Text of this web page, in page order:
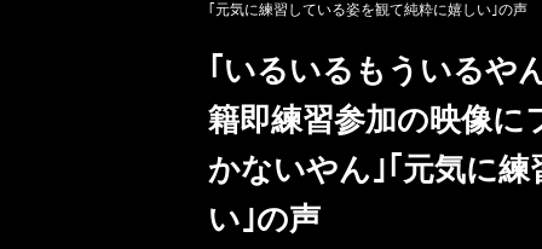
｢元気に練習している姿を観て純粋に嬉しい｣の声
｢いるいるもういるや
籍即練習参加の映像に
かないやん｣｢元気に
い｣の声